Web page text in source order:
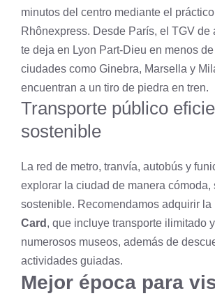
minutos del centro mediante el
Rhônexpress. Desde París, el TGV de
te deja en Lyon Part-Dieu en menos
ciudades como Ginebra, Marsella y
encuentran a un tiro de piedra en tren.
Transporte público
sostenible
La red de metro, tranvía, autobús y
explorar la ciudad de manera cómoda,
sostenible. Recomendamos adquirir la
Card , que incluye transporte ilimitado
numerosos museos, además de
actividades guiadas.
Mejor época para